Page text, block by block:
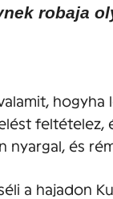
robaja
hogyha
feltételez,
nyargal, és
a hajadon